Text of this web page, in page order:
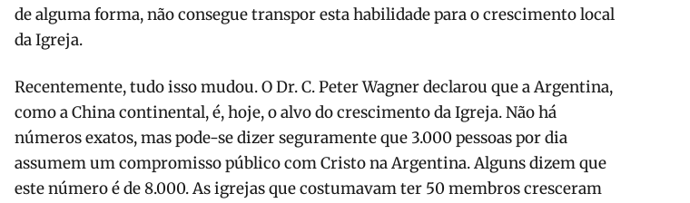
de alguma forma, não consegue transpor esta habilidade para o crescimento local
da Igreja.
Recentemente, tudo isso mudou. O Dr. C. Peter Wagner declarou que a Argentina,
como a China continental, é, hoje, o alvo do crescimento da Igre­ja. Não há
números exatos, mas pode-se dizer seguramente que 3.000 pessoas por dia
assumem um com­promisso público com Cristo na Argentina. Alguns dizem que
este nú­mero é de 8.000. As igrejas que costumavam ter 50 membros cresce­ram